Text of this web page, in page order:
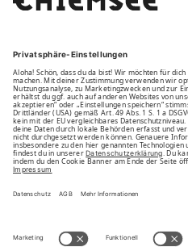
Unsere Vorteile
Unsere Partner